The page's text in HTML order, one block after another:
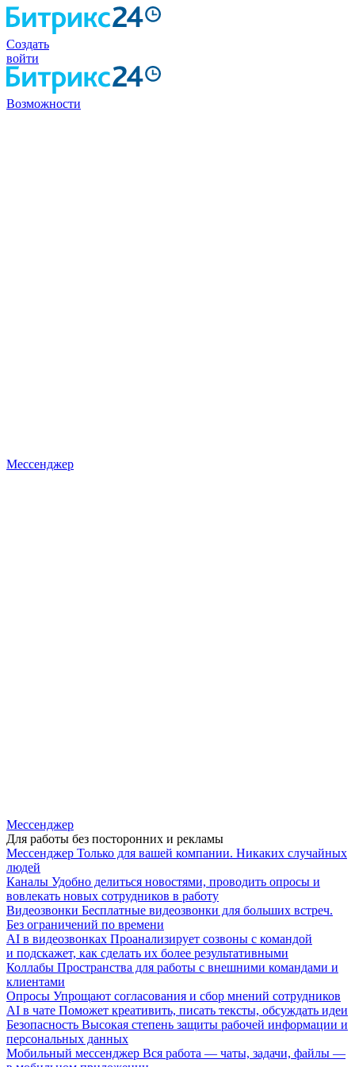
Создать
войти
Возможности
Мессенджер
Мессенджер
Для работы без посторонних и рекламы
Мессенджер Только для вашей компании. Никаких случайных
людей
Каналы Удобно делиться новостями, проводить опросы и
вовлекать новых сотрудников в работу
Видеозвонки Бесплатные видеозвонки для больших встреч.
Без ограничений по времени
AI в видеозвонках Проанализирует созвоны с командой
и подскажет, как сделать их более результативными
Коллабы Пространства для работы с внешними командами и
клиентами
Опросы Упрощают согласования и сбор мнений сотрудников
AI в чате Поможет креативить, писать тексты, обсуждать идеи
Безопасность Высокая степень защиты рабочей информации и
персональных данных
Мобильный мессенджер Вся работа — чаты, задачи, файлы —